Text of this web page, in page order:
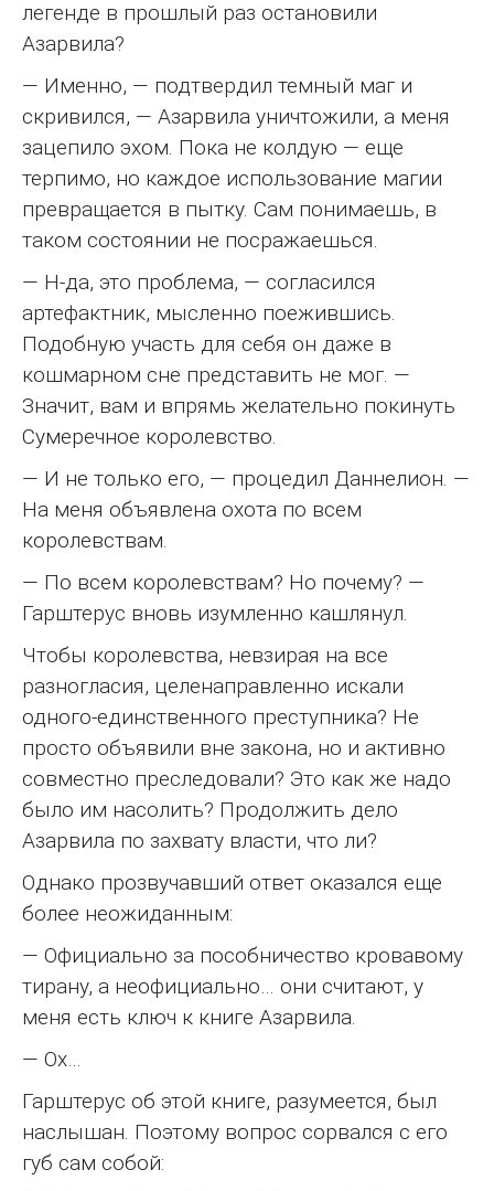
легенде в прошлый раз остановили
Азарвила?
— Именно, — подтвердил темный маг и
скривился, — Азарвила уничтожили, а меня
зацепило эхом. Пока не колдую — еще
терпимо, но каждое использование магии
превращается в пытку. Сам понимаешь, в
таком состоянии не посражаешься.
— Н-да, это проблема, — согласился
артефактник, мысленно поежившись.
Подобную участь для себя он даже в
кошмарном сне представить не мог. —
Значит, вам и впрямь желательно покинуть
Сумеречное королевство.
— И не только его, — процедил Даннелион. —
На меня объявлена охота по всем
королевствам.
— По всем королевствам? Но почему? —
Гарштерус вновь изумленно кашлянул.
Чтобы королевства, невзирая на все
разногласия, целенаправленно искали
одного-единственного преступника? Не
просто объявили вне закона, но и активно
совместно преследовали? Это как же надо
было им насолить? Продолжить дело
Азарвила по захвату власти, что ли?
Однако прозвучавший ответ оказался еще
более неожиданным:
— Официально за пособничество кровавому
тирану, а неофициально… они считают, у
меня есть ключ к книге Азарвила.
— Ох…
Гарштерус об этой книге, разумеется, был
наслышан. Поэтому вопрос сорвался с его
губ сам собой: